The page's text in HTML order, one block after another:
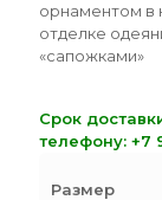
орнаментом в
отделке
«сапожками»
Срок
телефону: +7
Размер